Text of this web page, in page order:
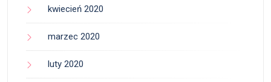
kwiecień 2020
marzec 2020
luty 2020